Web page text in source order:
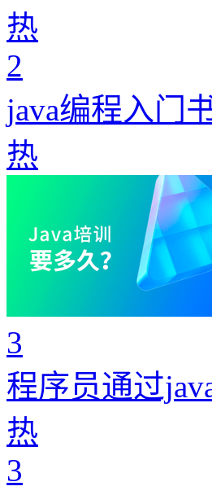
热
2
java编程入门
热
3
程序员通过
热
3